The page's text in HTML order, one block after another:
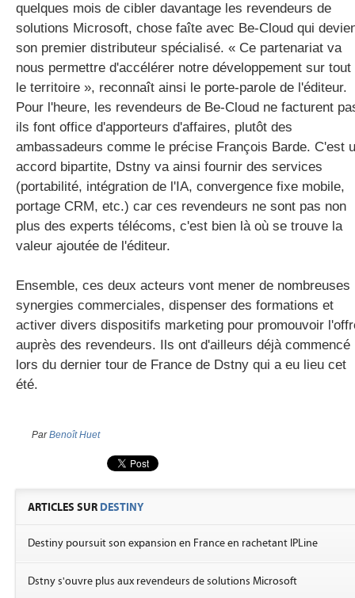
quelques mois de cibler davantage les revendeurs de
solutions Microsoft, chose faîte avec Be-Cloud qui
son premier distributeur spécialisé. « Ce partenariat va
nous permettre d'accélérer notre développement sur tout
le territoire », reconnaît ainsi le porte-parole de l'éditeur.
Pour l'heure, les revendeurs de Be-Cloud ne facturent
ils font office d'apporteurs d'affaires, plutôt des
ambassadeurs comme le précise François Barde. C'est
accord bipartite, Dstny va ainsi fournir des services
(portabilité, intégration de l'IA, convergence fixe mobile,
portage CRM, etc.) car ces revendeurs ne sont pas non
plus des experts télécoms, c'est bien là où se trouve la
valeur ajoutée de l'éditeur.
Ensemble, ces deux acteurs vont mener de nombreuses
synergies commerciales, dispenser des formations et
activer divers dispositifs marketing pour promouvoir
auprès des revendeurs. Ils ont d'ailleurs déjà commencé
lors du dernier tour de France de Dstny qui a eu lieu cet
été.
ParBenoît Huet
ARTICLES SUR DESTINY
Destiny poursuit son expansion en France en rachetant IPLine
Dstny s'ouvre plus aux revendeurs de solutions Microsoft